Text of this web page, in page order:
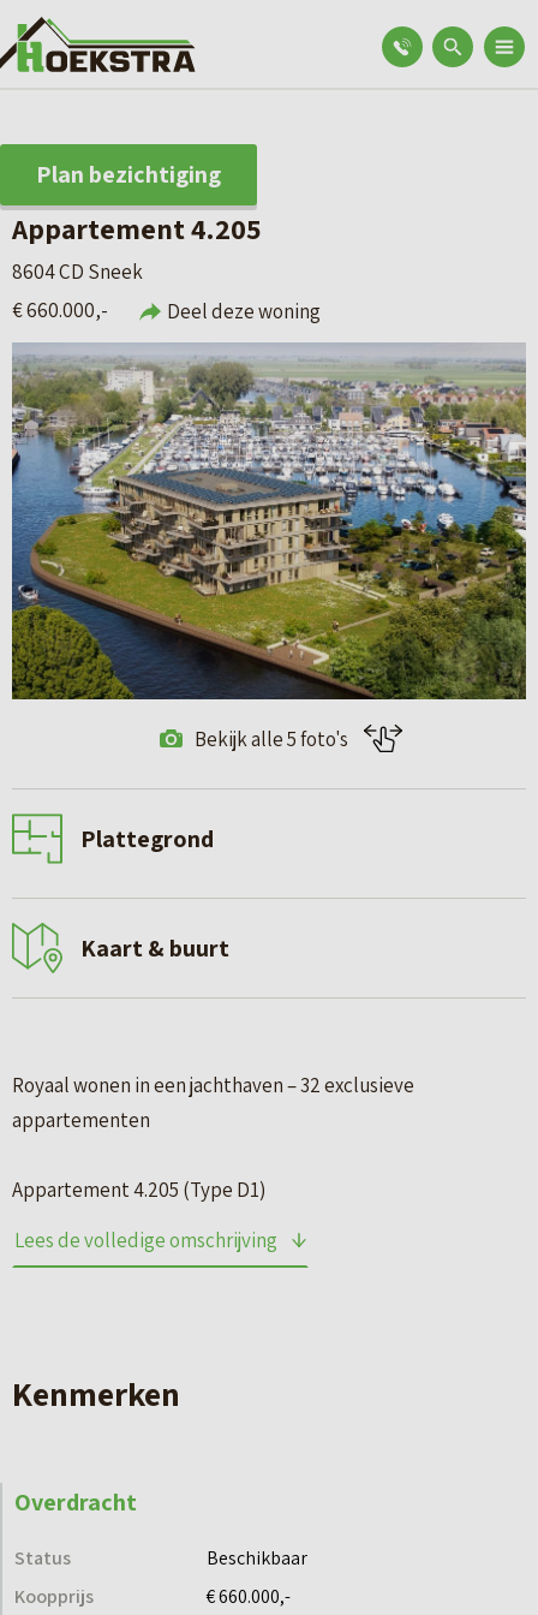
Plan bezichtiging
Appartement 4.205
8604 CD Sneek
€ 660.000,-
Deel deze woning
Bekijk alle 5 foto's
Plattegrond
Kaart & buurt
Royaal wonen in een jachthaven – 32 exclusieve
appartementen
Appartement 4.205 (Type D1)
KENMERKEN:
– Woonlaag: tweede woonlaag
– Energielabel A+++
Goed om te weten: jouw nieuwe appartement in Kaap
Zoutepoel wordt volledig afgewerkt opgeleverd, inclusief
Lees de volledige omschrijving
Kenmerken
Overdracht
Status
Beschikbaar
Koopprijs
€ 660.000,-